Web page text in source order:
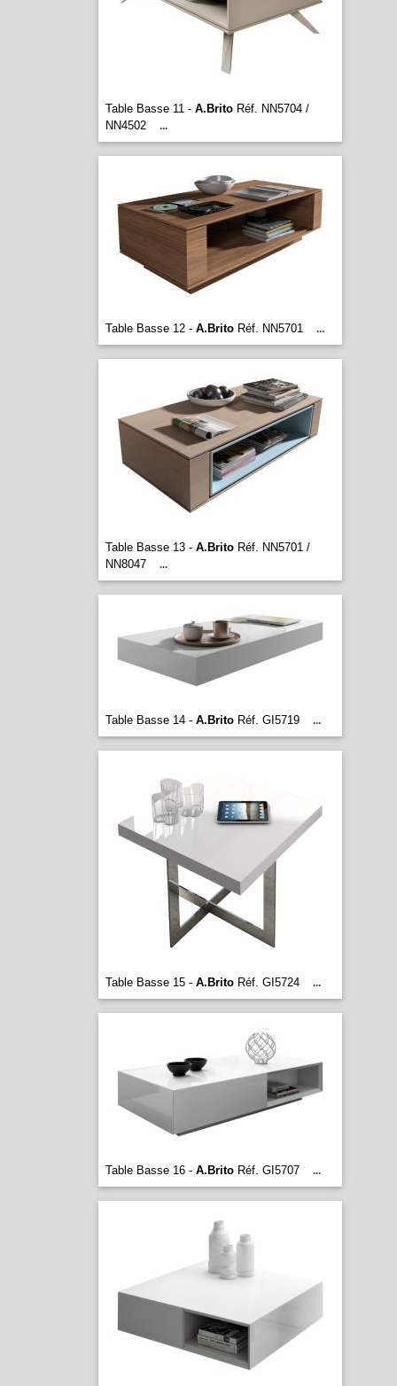
Table Basse 11 - A.BritoRéf. NN5704 /
NN4502
...
Table Basse 12 - A.BritoRéf. NN5701 ...
Table Basse 13 - A.BritoRéf. NN5701 /
NN8047
...
Table Basse 14 - A.BritoRéf. GI5719 ...
Table Basse 15 - A.BritoRéf. GI5724 ...
Table Basse 16 - A.BritoRéf. GI5707 ...